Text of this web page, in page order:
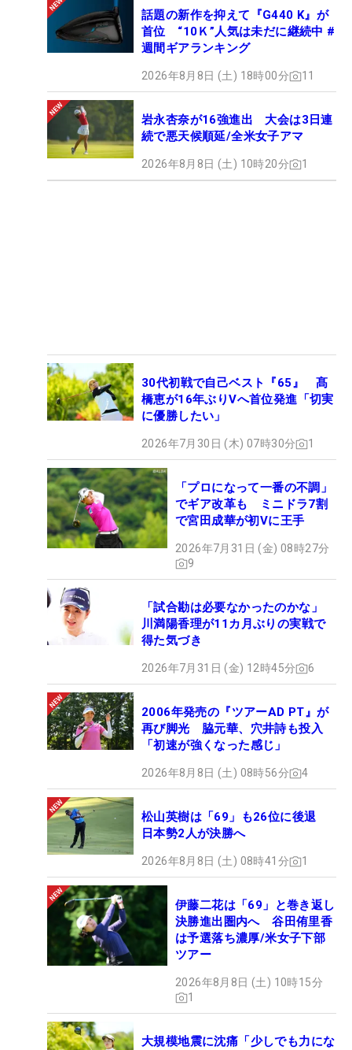
話題の新作を抑えて『G440 K』が
首位 “10Ｋ”人気は未だに継続中 #
週間ギアランキング
2026年8月8日 (土) 18時00分 11
岩永杏奈が16強進出 大会は3日連
続で悪天候順延/全米女子アマ
2026年8月8日 (土) 10時20分 1
30代初戦で自己ベスト『65』 髙
橋恵が16年ぶりVへ首位発進「切実
に優勝したい」
2026年7月30日 (木) 07時30分 1
「プロになって一番の不調」
でギア改革も ミニドラ7割
で宮田成華が初Vに王手
2026年7月31日 (金) 08時27分
9
「試合勘は必要なかったのかな」
川満陽香理が11カ月ぶりの実戦で
得た気づき
2026年7月31日 (金) 12時45分 6
2006年発売の『ツアーAD PT』が
再び脚光 脇元華、穴井詩も投入
「初速が強くなった感じ」
2026年8月8日 (土) 08時56分 4
松山英樹は「69」も26位に後退
日本勢2人が決勝へ
2026年8月8日 (土) 08時41分 1
伊藤二花は「69」と巻き返し
決勝進出圏内へ 谷田侑里香
は予選落ち濃厚/米女子下部
ツアー
2026年8月8日 (土) 10時15分
1
大規模地震に沈痛「少しでも力にな